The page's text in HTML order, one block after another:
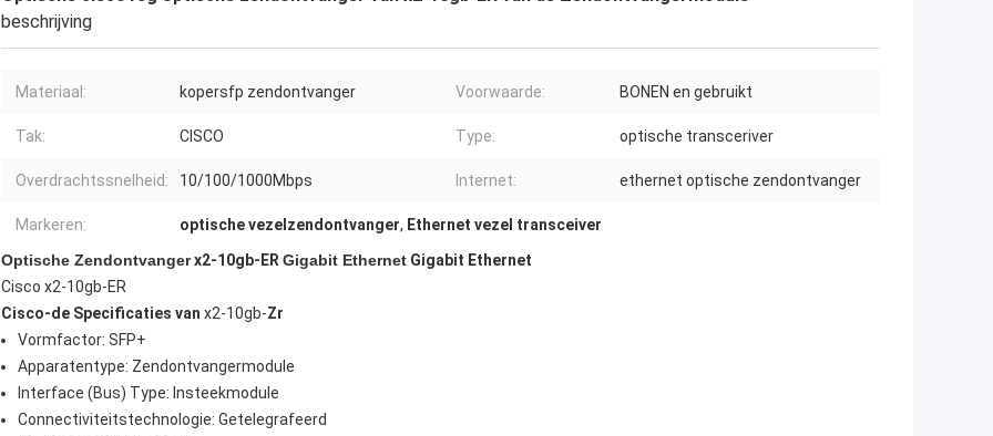
beschrijving
Materiaal: kopersfp zendontvanger Voorwaarde: BONEN en gebruikt
Tak: CISCO Type: optische transceriver
Overdrachtssnelheid: 10/100/1000Mbps Internet: ethernet optische zendontvanger
Markeren: optische vezelzendontvanger, Ethernet vezel transceiver
Optische Zendontvangerx2-10gb-ERGigabit Ethernet Gigabit Ethernet
Cisco x2-10gb-ER
Cisco-de Specificaties van x2-10gb-Zr
Vormfactor: SFP+
Apparatentype: Zendontvangermodule
Interface (Bus) Type: Insteekmodule
Connectiviteitstechnologie: Getelegrafeerd